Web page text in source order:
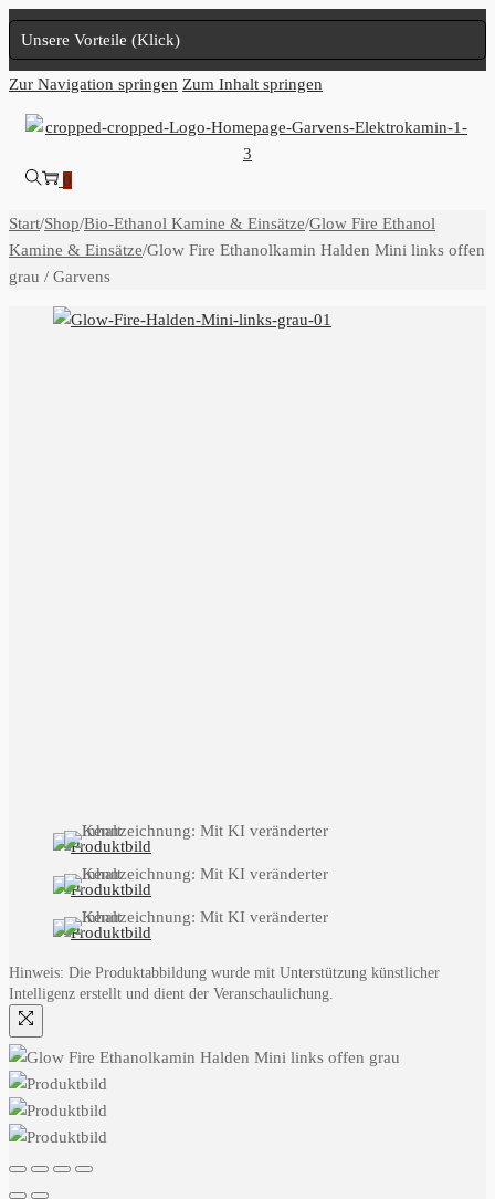
Unsere Vorteile (Klick)
Zur Navigation springen Zum Inhalt springen
0
Start/Shop/Bio-Ethanol Kamine & Einsätze/Glow Fire Ethanol
Kamine & Einsätze/Glow Fire Ethanolkamin Halden Mini links offen
grau / Garvens
Hinweis: Die Produktabbildung wurde mit Unterstützung künstlicher
Intelligenz erstellt und dient der Veranschaulichung.